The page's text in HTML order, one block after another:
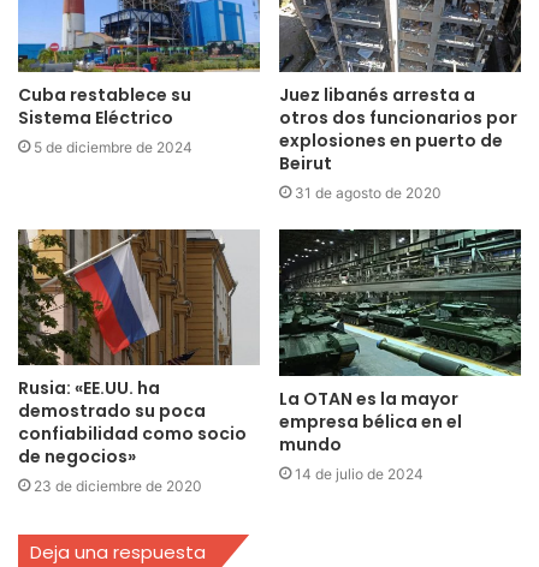
Cuba restablece su
Sistema Eléctrico
5 de diciembre de 2024
Juez libanés arresta a
otros dos funcionarios por
explosiones en puerto de
Beirut
31 de agosto de 2020
Rusia: «EE.UU. ha
demostrado su poca
confiabilidad como socio
de negocios»
23 de diciembre de 2020
La OTAN es la mayor
empresa bélica en el
mundo
14 de julio de 2024
Deja una respuesta